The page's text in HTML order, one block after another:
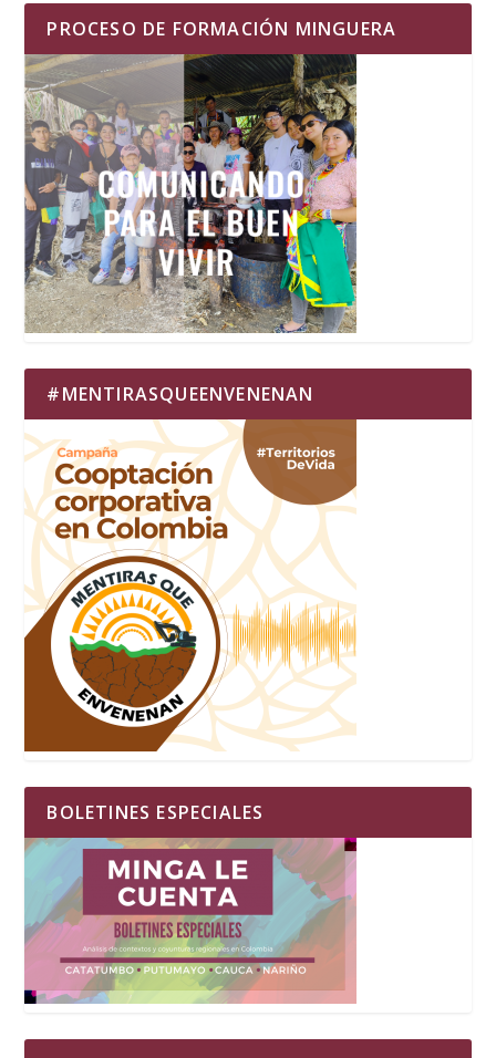
PROCESO DE FORMACIÓN MINGUERA
#MENTIRASQUEENVENENAN
BOLETINES ESPECIALES